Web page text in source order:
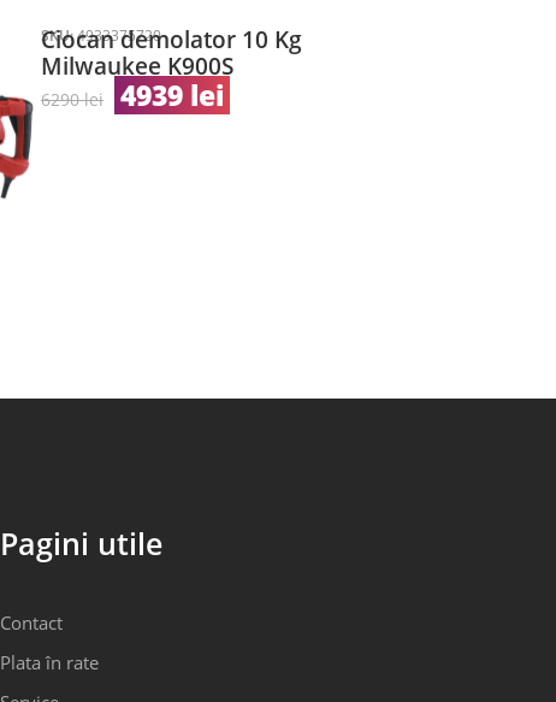
SKU:4933375720
Ciocan demolator 10 Kg
Milwaukee K900S
6290lei 4939 lei
Pagini utile
Contact
Plata în rate